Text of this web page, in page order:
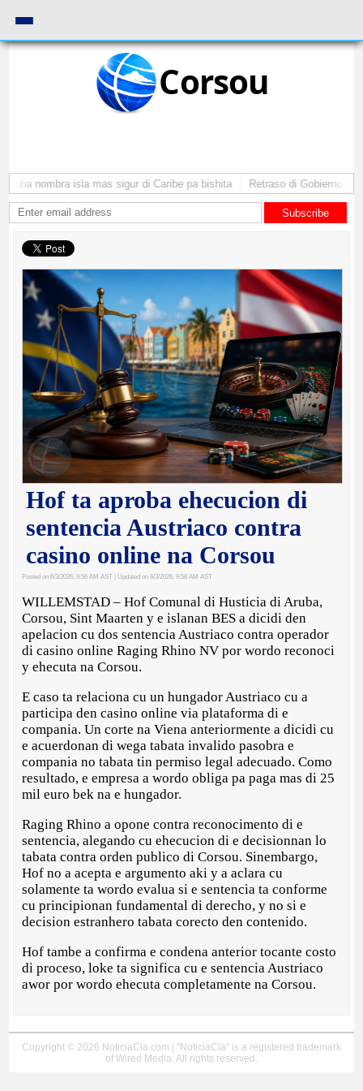
Corsou
nombra isla mas sigur di Caribe pa bishita Retraso di Gobierno ta
Subscribe
Hof ta aproba ehecucion di
sentencia Austriaco contra
casino online na Corsou
Posted on 6/3/2026, 9:56 AM AST | Updated on 6/3/2026, 9:58 AM AST
WILLEMSTAD – Hof Comunal di Husticia di Aruba,
Corsou, Sint Maarten y e islanan BES a dicidi den
apelacion cu dos sentencia Austriaco contra operador
di casino online Raging Rhino NV por wordo reconoci
y ehecuta na Corsou.
E caso ta relaciona cu un hungador Austriaco cu a
participa den casino online via plataforma di e
compania. Un corte na Viena anteriormente a dicidi cu
e acuerdonan di wega tabata invalido pasobra e
compania no tabata tin permiso legal adecuado. Como
resultado, e empresa a wordo obliga pa paga mas di 25
mil euro bek na e hungador.
Raging Rhino a opone contra reconocimento di e
sentencia, alegando cu ehecucion di e decisionnan lo
tabata contra orden publico di Corsou. Sinembargo,
Hof no a acepta e argumento aki y a aclara cu
solamente ta wordo evalua si e sentencia ta conforme
cu principionan fundamental di derecho, y no si e
decision estranhero tabata corecto den contenido.
Hof tambe a confirma e condena anterior tocante costo
di proceso, loke ta significa cu e sentencia Austriaco
awor por wordo ehecuta completamente na Corsou.
Copyright © 2026 NoticiaCla.com | "NoticiaCla" is a registered trademark
of Wired Media. All rights reserved.